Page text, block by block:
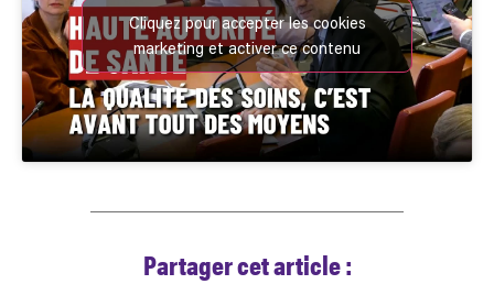
Cliquez pour accepter les cookies
marketing et activer ce contenu
Partager cet article :